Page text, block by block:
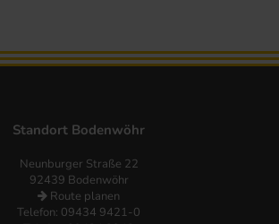
Standort Bodenwöhr
Neunburger Straße 22
92439 Bodenwöhr
Route planen
Telefon: 09434 9421-0